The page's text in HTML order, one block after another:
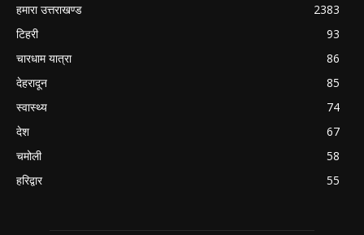
हमारा उत्तराखण्ड
2383
टिहरी
93
चारधाम यात्रा
86
देहरादून
85
स्वास्थ्य
74
देश
67
चमोली
58
हरिद्वार
55